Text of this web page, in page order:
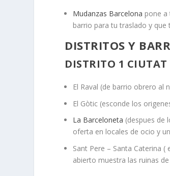
Mudanzas Barcelona pone a
barrio para tu traslado y que
DISTRITOS Y
DISTRITO 1 CIUTAT
El Raval (de barrio obrero al
El Gòtic (esconde los
La Barceloneta (despues de
oferta en locales de ocio y
Sant Pere – Santa Caterina
abierto muestra las ruinas